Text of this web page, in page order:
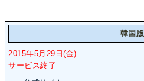
韓国版
2015年5月29日(金)
サービス終了